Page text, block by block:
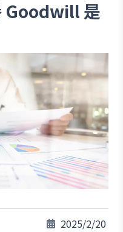
Goodwill 是
2025/2/20